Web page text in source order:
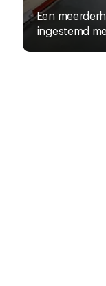
Een
ingestemd